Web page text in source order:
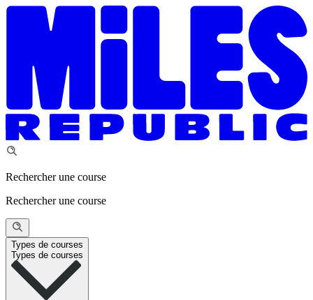
Rechercher une course
Rechercher une course
Types de courses
Types de courses